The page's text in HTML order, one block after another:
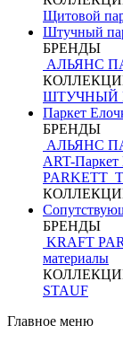
Щитовой
Штучный
БРЕНДЫ
АЛЬЯНС
ШТУЧНЫЙ
Паркет
БРЕНДЫ
АЛЬЯНС
ART-Паркет
PARKETT
БРЕНДЫ
KRAFT
материалы
STAUF
Главное меню